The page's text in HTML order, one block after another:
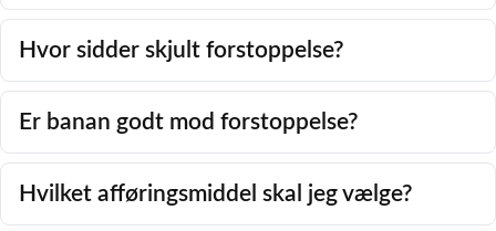
Hvor sidder skjult forstoppelse?
Er banan godt mod forstoppelse?
Hvilket afføringsmiddel skal jeg vælge?